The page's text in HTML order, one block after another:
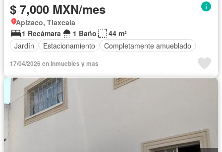
$ 7,000 MXN/mes
Apizaco, Tlaxcala
1 Recámara
1 Baño
44 m²
Jardín
Estacionamiento Completamente amueblado
17/04/2026 en Inmuebles y mas